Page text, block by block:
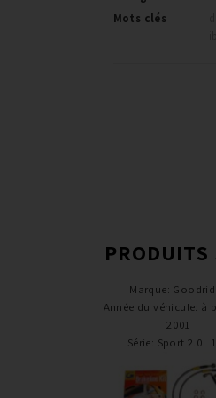
Mots clés
Marque:
Année du véhicule: à
2001
Série: Sport 2.0L